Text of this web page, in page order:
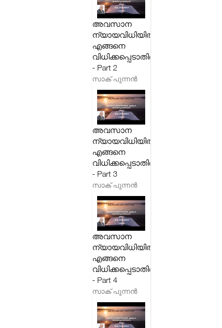
അവസാന
ന്യായവിധിയിൽ
എങ്ങനെ
വിധിക്കപ്പെടാതിരിക്കാം
- Part 2
സാക് പുന്നൻ
അവസാന
ന്യായവിധിയിൽ
എങ്ങനെ
വിധിക്കപ്പെടാതിരിക്കാം
- Part 3
സാക് പുന്നൻ
അവസാന
ന്യായവിധിയിൽ
എങ്ങനെ
വിധിക്കപ്പെടാതിരിക്കാം
- Part 4
സാക് പുന്നൻ